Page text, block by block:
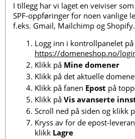
I tillegg har vi laget en veiviser
SPF-oppføringer for noen vanlige
f.eks. Gmail, Mailchimp og
Logg inn i kontrollpanelet på
https://domeneshop.no/
Klikk på Mine domener
Klikk på det aktuelle
Klikk på fanen Epost på
Klikk på Vis avanserte
Scroll ned på siden og klikk
Kryss av for de epost-
klikk Lagre